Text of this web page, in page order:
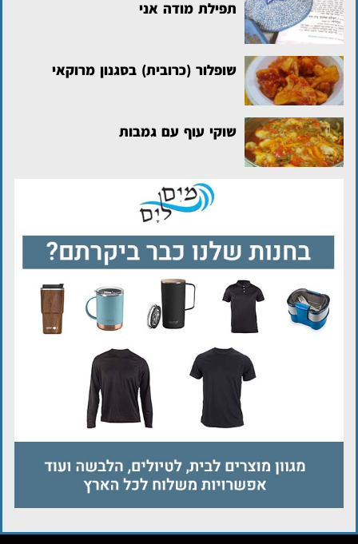
תפילת מודה אני
שופלור (כרובית) בסגנון מרוקאי
שוקי עוף עם גמבות